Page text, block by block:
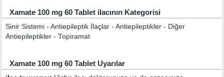
Xamate 100 mg 60 Tablet ilacının Kategorisi
Sinir Sistemi - Antiepileptik İlaçlar - Antiepileptikler - Diğer
Antiepileptikler - Topiramat
Xamate 100 mg 60 Tablet Uyarılar